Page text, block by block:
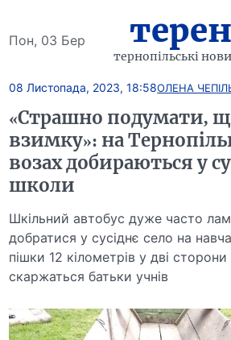
Пон, 03 Бер терен
тернопільські
08 Листопада, 2023, 18:58ОЛЕНА
«Страшно подумати,
взимку»: на
возах добираються у
школи
Шкільний автобус дуже часто
добратися у сусіднє село на
пішки 12 кілометрів у дві
скаржаться батьки учнів